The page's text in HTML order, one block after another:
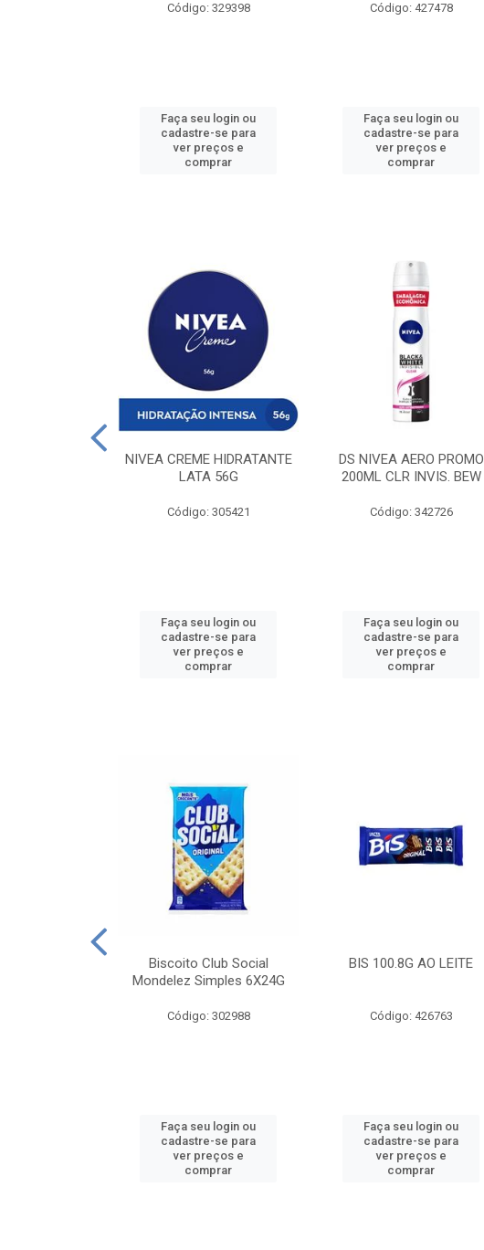
Código: 329398
Faça seu login ou
cadastre-se para
ver preços e
comprar
Código: 427478
Faça seu login ou
cadastre-se para
ver preços e
comprar
NIVEA CREME HIDRATANTE
LATA 56G
Código: 305421
Faça seu login ou
cadastre-se para
ver preços e
comprar
DS NIVEA AERO PROMO
200ML CLR INVIS. BEW
Código: 342726
Faça seu login ou
cadastre-se para
ver preços e
comprar
Biscoito Club Social
Mondelez Simples 6X24G
Código: 302988
Faça seu login ou
cadastre-se para
ver preços e
comprar
BIS 100.8G AO LEITE
Código: 426763
Faça seu login ou
cadastre-se para
ver preços e
comprar